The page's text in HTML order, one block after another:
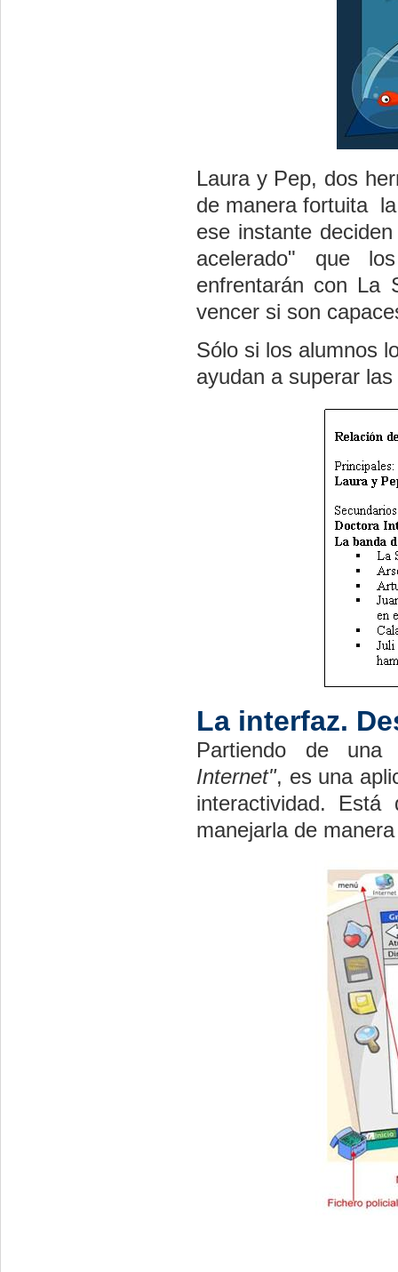
Laura y Pep, dos
de manera fortuita
ese instante
acelerado" que
enfrentarán con La
vencer si son
Sólo si los alumnos
ayudan a superar
La interfaz.
Partiendo de
Internet", es una
interactividad.
manejarla de